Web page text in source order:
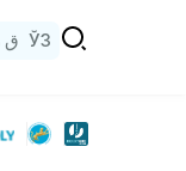
ق ЎЗ